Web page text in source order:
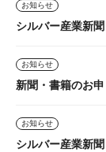
お知らせ
シルバー産業新
お知らせ
新聞・書籍のお
お知らせ
シルバー産業新